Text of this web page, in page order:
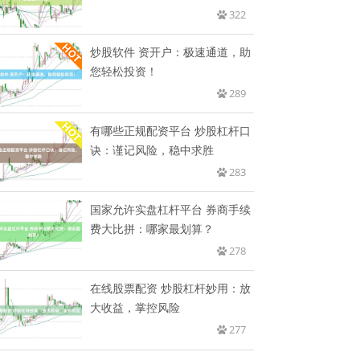
322
炒股软件 资开户：极速通道，助
您轻松投资！
289
有哪些正规配资平台 炒股杠杆口
诀：谨记风险，稳中求胜
283
国家允许实盘杠杆平台 券商手续
费大比拼：哪家最划算？
278
在线股票配资 炒股杠杆妙用：放
大收益，掌控风险
277